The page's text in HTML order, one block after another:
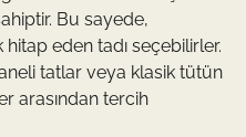
Bu sayede,
hitap eden tadı seçebilirler.
tatlar veya klasik tütün
arasından tercih